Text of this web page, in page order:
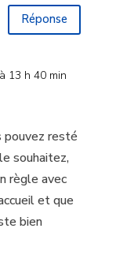
Réponse
13 h 40 min
pouvez resté
souhaitez,
règle avec
et que
bien